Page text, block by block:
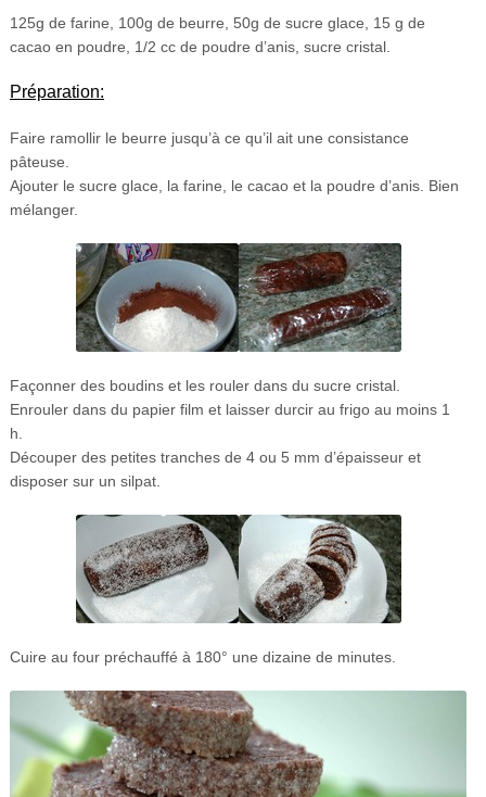
125g de farine, 100g de beurre, 50g de sucre glace, 15 g de
cacao en poudre, 1/2 cc de poudre d’anis, sucre cristal.
Préparation:
Faire ramollir le beurre jusqu’à ce qu’il ait une consistance
pâteuse.
Ajouter le sucre glace, la farine, le cacao et la poudre d’anis. Bien
mélanger.
Façonner des boudins et les rouler dans du sucre cristal.
Enrouler dans du papier film et laisser durcir au frigo au moins 1
h.
Découper des petites tranches de 4 ou 5 mm d’épaisseur et
disposer sur un silpat.
Cuire au four préchauffé à 180° une dizaine de minutes.